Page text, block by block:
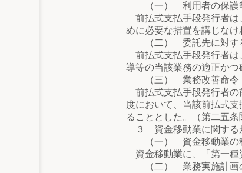
（一） 利用者の保護
前払式支払手段発行者は
めに必要な措置を講じなけ
（二） 委託先に対す
前払式支払手段発行者は
導等の当該業務の適正か
（三） 業務改善命令
前払式支払手段発行者の
度において、当該前払式
ることとした。（第二五条
３ 資金移動業に関する
（一） 資金移動業の
資金移動業に、「第一種
（二） 業務実施計画